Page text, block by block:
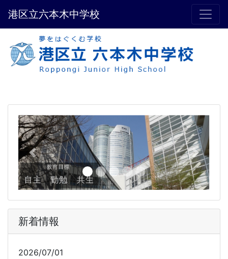
港区立六本木中学校
Previous Next
新着情報
2026/07/01